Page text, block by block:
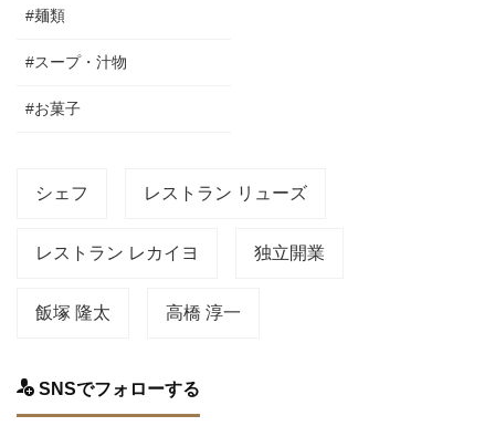
#麺類
#スープ・汁物
#お菓子
シェフ レストラン リューズ
レストラン レカイヨ 独立開業
飯塚 隆太 高橋 淳一
SNSでフォローする